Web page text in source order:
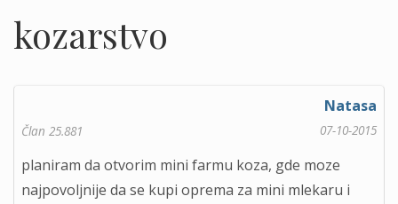
kozarstvo
Natasa
Član 25.881 07-10-2015
planiram da otvorim mini farmu koza, gde moze
najpovoljnije da se kupi oprema za mini mlekaru i